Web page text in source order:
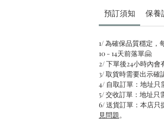
預訂須知 保養
1/ 為確保品質穩定，
10 - 14天前落單🤗
2/ 下單後24小時內
3/ 取貨時需要出示確
4/ 自取訂單：地址只
5/ 交收訂單：地址只
6/ 送貨訂單：本店只
見問題。